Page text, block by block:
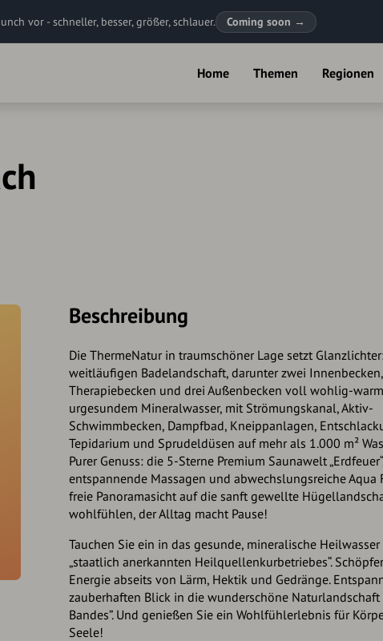
vor - schneller, besser, größer, schlauer. Coming soon →
Home Themen Regionen
Beschreibung
Die ThermeNatur in traumschöner Lage setzt
weitläufigen Badelandschaft, darunter zwei
Therapiebecken und drei Außenbecken voll wohlig-
urgesundem Mineralwasser, mit Strömungskanal, Aktiv-
Schwimmbecken, Dampfbad, Kneippanlagen,
Tepidarium und Sprudeldüsen auf mehr als 1.000 m²
Purer Genuss: die 5-Sterne Premium Saunawelt
entspannende Massagen und abwechslungsreiche Aqua
freie Panoramasicht auf die sanft gewellte
wohlfühlen, der Alltag macht Pause!
Tauchen Sie ein in das gesunde, mineralische Heilwasser
„staatlich anerkannten Heilquellenkurbetriebes“.
Energie abseits von Lärm, Hektik und Gedränge.
zauberhaften Blick in die wunderschöne Naturlandschaft
Bandes”. Und genießen Sie ein Wohlfühlerlebnis für
Seele!